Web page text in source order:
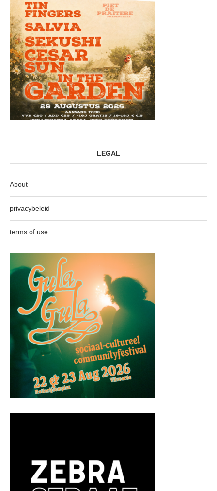
LEGAL
About
privacybeleid
terms of use